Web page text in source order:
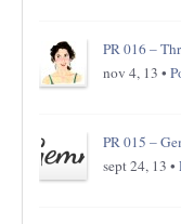
PR 016 –
nov 4, 13 •
PR 015 –
sept 24, 13 •